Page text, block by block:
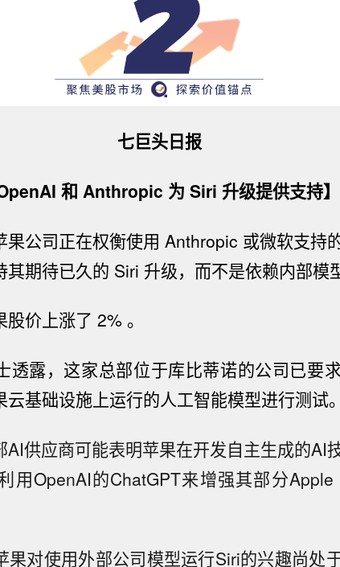
七巨头日报
和 Anthropic 为 Siri 升级提供支持】
果公司正在权衡使用 Anthropic 或微软支持
其期待已久的 Siri 升级，而不是依赖内部模
股价上涨了 2% 。
露， 这家总部位于库比蒂诺的公司已要
基础设施上运行的人工智能模型进行测试。
AI供应商可能表明苹果在开发自主生成的AI
用OpenAI的ChatGPT来增强其部分Apple
果对使用外部公司模型运行Siri的兴趣尚处